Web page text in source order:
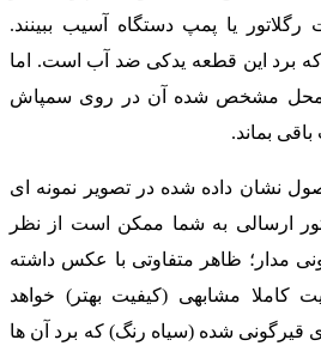
یا پمپ دستگاه آسیب ببینند.
برد این قطعه یدکی ضد آب است. اما
محل مشخص شده آن در روی سمپاش
بماند.
نشان داده شده در تصویر نمونه ای
ارسالی به شما ممکن است از نظر
مدار؛ ظاهر متفاوتی با عکس داشته
کاملا مشابهی (کیفیت بهتر) خواهد
شده (سیاه رنگ) که برد آن ها